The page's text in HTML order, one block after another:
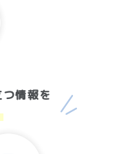
情報を